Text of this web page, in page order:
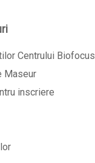
Centrului Biofocus
Maseur
inscriere